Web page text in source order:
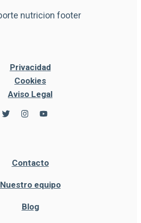
Privacidad
Cookies
Aviso Legal
Contacto
Nuestro equipo
Blog